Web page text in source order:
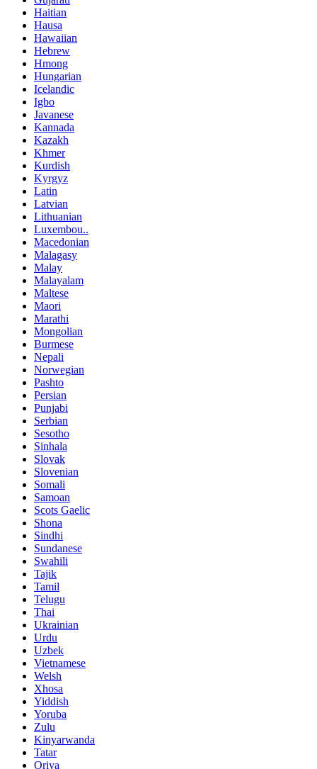
Haitian
Hausa
Hawaiian
Hebrew
Hmong
Hungarian
Icelandic
Igbo
Javanese
Kannada
Kazakh
Khmer
Kurdish
Kyrgyz
Latin
Latvian
Lithuanian
Luxembou..
Macedonian
Malagasy
Malay
Malayalam
Maltese
Maori
Marathi
Mongolian
Burmese
Nepali
Norwegian
Pashto
Persian
Punjabi
Serbian
Sesotho
Sinhala
Slovak
Slovenian
Somali
Samoan
Scots Gaelic
Shona
Sindhi
Sundanese
Swahili
Tajik
Tamil
Telugu
Thai
Ukrainian
Urdu
Uzbek
Vietnamese
Welsh
Xhosa
Yiddish
Yoruba
Zulu
Kinyarwanda
Tatar
Oriya